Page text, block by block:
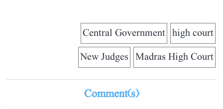
high court
Central Government
Madras High Court
New Judges
Comment(s)